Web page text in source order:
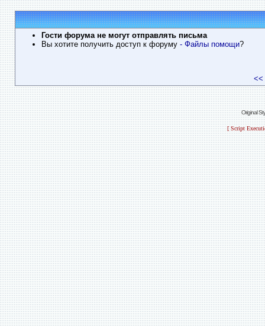
Гости форума не могут отправлять письма
Вы хотите получить доступ к форуму - Файлы помощи?
<<
Original
[ Script